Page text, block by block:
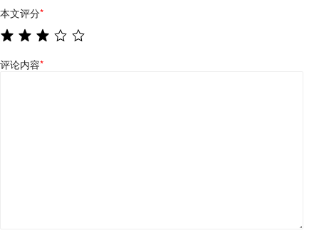
本文评分*
评论内容*